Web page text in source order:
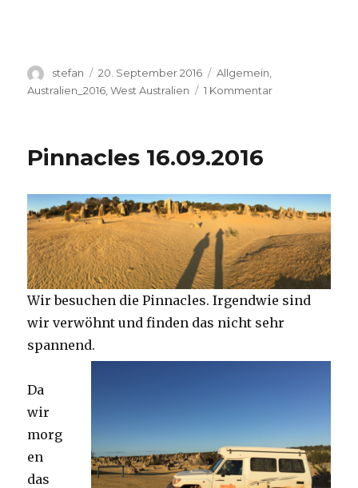
Autor
stefan
Veröffentlicht
am
20. September 2016 Kategorien
Allgemein,
Australien_2016 ,West Australien 1 Kommentarzu
Pinnacles 16.09.2016
Wir besuchen die Pinnacles. Irgendwie sind
wir verwöhnt und finden das nicht sehr
spannend.
Da
wir
morg
en
das